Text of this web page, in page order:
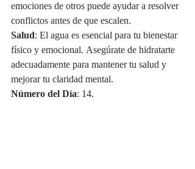
emociones de otros puede ayudar a resolver
conflictos antes de que escalen.
Salud: El agua es esencial para tu bienestar
físico y emocional. Asegúrate de hidratarte
adecuadamente para mantener tu salud y
mejorar tu claridad mental.
Número del Día: 14.